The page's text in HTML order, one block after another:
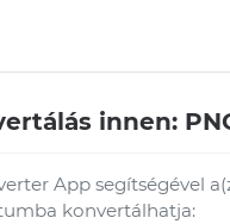
innen:
App segítségével
konvertálhatja: